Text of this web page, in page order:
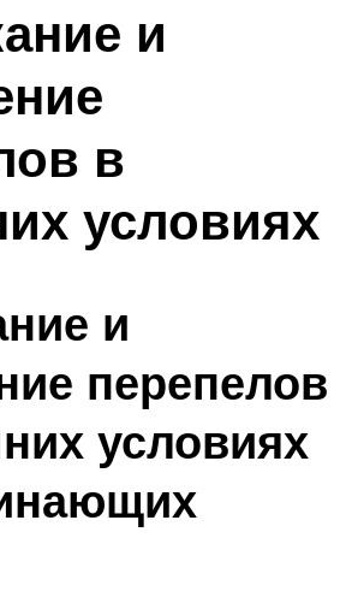
и
в
условиях
и
перепелов
условиях